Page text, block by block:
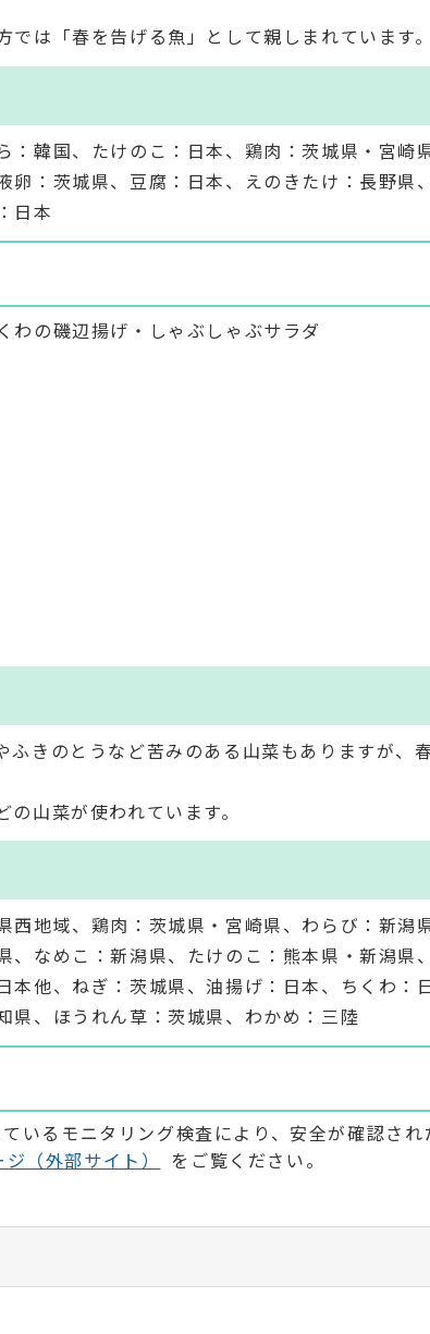
は「春を告げる魚」として親しまれています。
韓国、たけのこ：日本、鶏肉：茨城県・宮崎県
卵：茨城県、豆腐：日本、えのきたけ：長野県
日本
わの磯辺揚げ・しゃぶしゃぶサラダ
きのとうなど苦みのある山菜もありますが、
山菜が使われています。
地域、鶏肉：茨城県・宮崎県、わらび：新潟県
なめこ：新潟県、たけのこ：熊本県・新潟県
他、ねぎ：茨城県、油揚げ：日本、ちくわ：
県、ほうれん草：茨城県、わかめ：三陸
いるモニタリング検査により、安全が確認され
（外部サイト） をご覧ください。